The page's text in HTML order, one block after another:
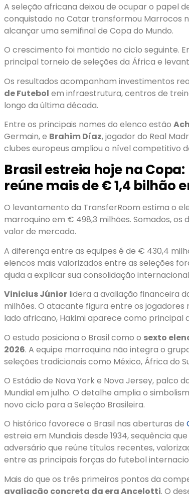
A seleção africana deixou de ocupar o papel
conquistado no Catar transformou Marrocos
alcançar uma semifinal de Copa do Mundo.
O crescimento foi mantido no ciclo seguinte.
principal torneio de seleções da África e
Os resultados acompanham investimentos
de Futebol em infraestrutura, centros de
longo da última década.
Entre os principais nomes do elenco estão
Germain, e Brahim Díaz, jogador do Real
clubes europeus ampliou o nível competitivo
Brasil estreia hoje na
reúne mais de € 1,4 bilhão
O levantamento da TransferRoom estima o
marroquino em € 498,3 milhões. Somados, os
valor de mercado.
A diferença entre as equipes é de € 430,4
elencos mais valorizados entre as seleções
ajuda a explicar sua consolidação
Vinicius Júnior lidera a avaliação financeira
milhões. O atacante figura entre os jogadores
lado africano, Hakimi aparece como principal
O estudo posiciona o Brasil como o sexto
2026. A equipe marroquina não integra o
seleções tradicionais como México, África do
O Estádio de Nova York e Nova Jersey, palco
Mundial em julho. O detalhe amplia o
novo ciclo para a Seleção Brasileira.
O histórico favorece o Brasil nas aberturas de
estreia em Mundiais desde 1934, sequência
adversário que reúne títulos recentes,
entre as principais forças do futebol
Mais do que os três primeiros pontos da
avaliação concreta da era Ancelotti. O